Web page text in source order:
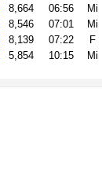
8,664 06:56 Mi
8,546 07:01 Mi
8,139 07:22 F
5,854 10:15 Mi